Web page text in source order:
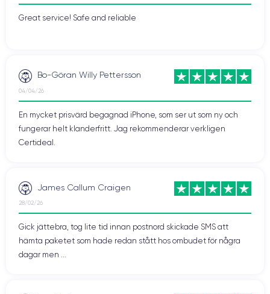
Great service! Safe and reliable
Bo-Göran Willy Pettersson
04/04/26
En mycket prisvärd begagnad iPhone, som ser ut som ny och
fungerar helt klanderfritt. Jag rekommenderar verkligen
Certideal.
James Callum Craigen
28/02/26
Gick jättebra, tog lite tid innan postnord skickade SMS att
hämta paketet som hade redan stått hos ombudet för några
dagar men ...